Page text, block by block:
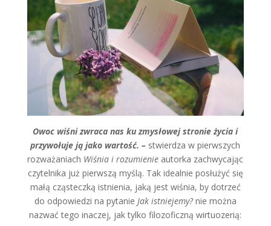
Owoc wiśni zwraca nas ku zmysłowej stronie życia i
przywołuje ją jako wartość. – stwierdza w pierwszych
rozważaniach Wiśnia i rozumienie autorka zachwycając
czytelnika już pierwszą myślą. Tak idealnie posłużyć się
małą cząsteczką istnienia, jaką jest wiśnia, by dotrzeć
do odpowiedzi na pytanie Jak istniejemy?nie można
nazwać tego inaczej, jak tylko filozoficzną wirtuozerią: